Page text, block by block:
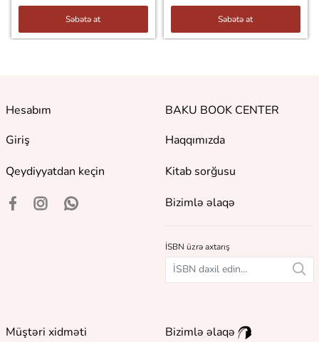
Səbətə at Səbətə at
Hesabım
Giriş
Qeydiyyatdan keçin
BAKU BOOK CENTER
Haqqımızda
Kitab sorğusu
Bizimlə əlaqə
İSBN üzrə axtarış
Müştəri xidməti
Bizimlə əlaqə